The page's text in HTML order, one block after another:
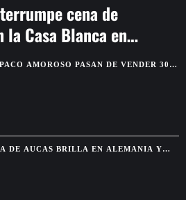
cena de
Casa Blanca en
AMOROSO PASAN DE VENDER 300
15.000 FANS EN MÉXICO
DE AUCAS BRILLA EN ALEMANIA Y
FRENTE A GRANDES CLUBES